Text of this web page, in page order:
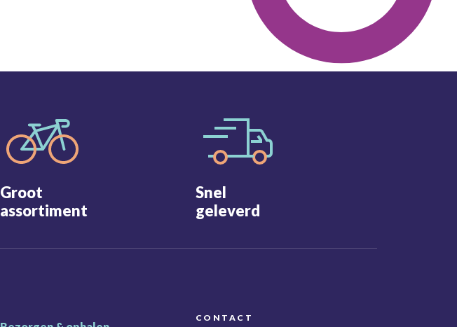
Groot
assortiment
Snel
geleverd
CONTACT